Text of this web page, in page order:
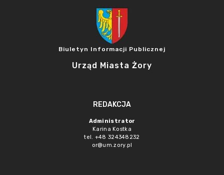
Biuletyn Informacji Publicznej
Urząd Miasta Żory
REDAKCJA
Administrator
Karina Kostka
tel. +48 324348232
or@um.zory.pl